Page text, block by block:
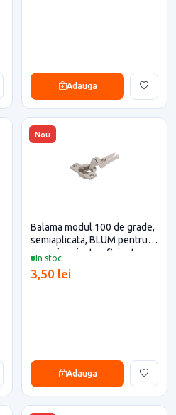
Adauga
Nou
In stoc
Balama modul 100 de grade,
semiaplicata, BLUM pentru
casa si proiecte eficiente
3,50 lei
Adauga